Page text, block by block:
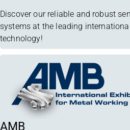
Discover our reliable and robust
systems at the leading
technology!
AMB